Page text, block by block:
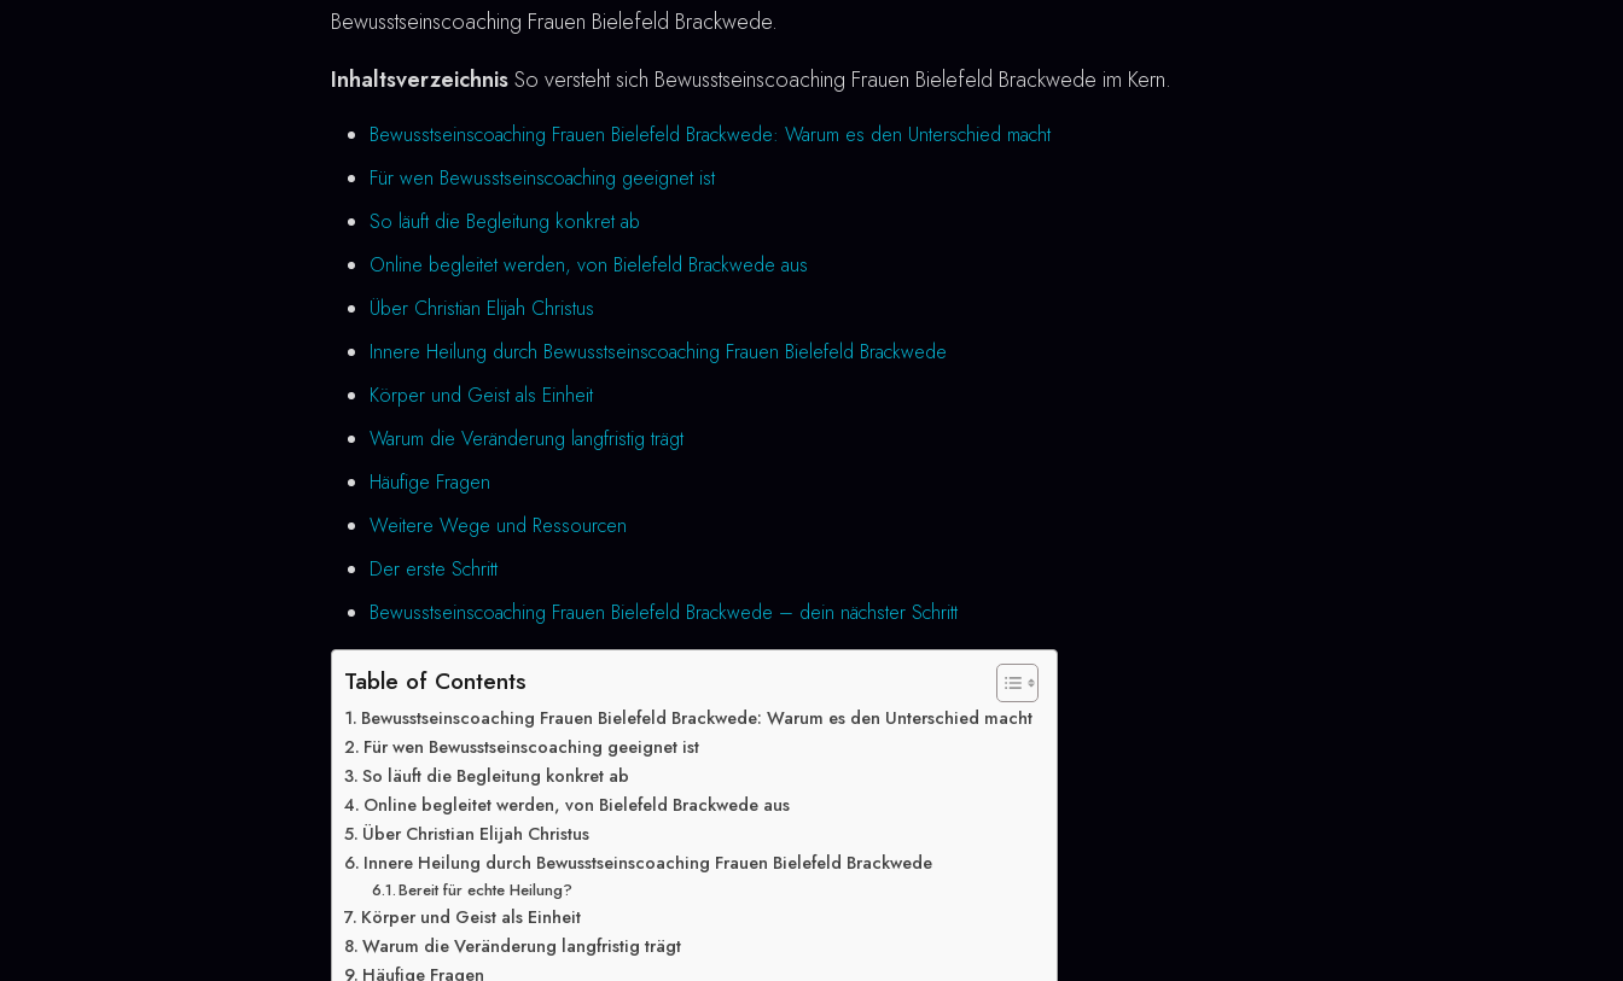
Bewusstseinscoaching Frauen Bielefeld Brackwede.
InhaltsverzeichnisSo versteht sich Bewusstseinscoaching Frauen Bielefeld Brackwede im Kern.
Bewusstseinscoaching Frauen Bielefeld Brackwede: Warum es den Unterschied macht
Für wen Bewusstseinscoaching geeignet ist
So läuft die Begleitung konkret ab
Online begleitet werden, von Bielefeld Brackwede aus
Über Christian Elijah Christus
Innere Heilung durch Bewusstseinscoaching Frauen Bielefeld Brackwede
Körper und Geist als Einheit
Warum die Veränderung langfristig trägt
Häufige Fragen
Weitere Wege und Ressourcen
Der erste Schritt
Bewusstseinscoaching Frauen Bielefeld Brackwede – dein nächster Schritt
Table of Contents
Bewusstseinscoaching Frauen Bielefeld Brackwede: Warum es den Unterschied macht
Für wen Bewusstseinscoaching geeignet ist
So läuft die Begleitung konkret ab
Online begleitet werden, von Bielefeld Brackwede aus
Über Christian Elijah Christus
Innere Heilung durch Bewusstseinscoaching Frauen Bielefeld Brackwede
Bereit für echte Heilung?
Körper und Geist als Einheit
Warum die Veränderung langfristig trägt
Häufige Fragen